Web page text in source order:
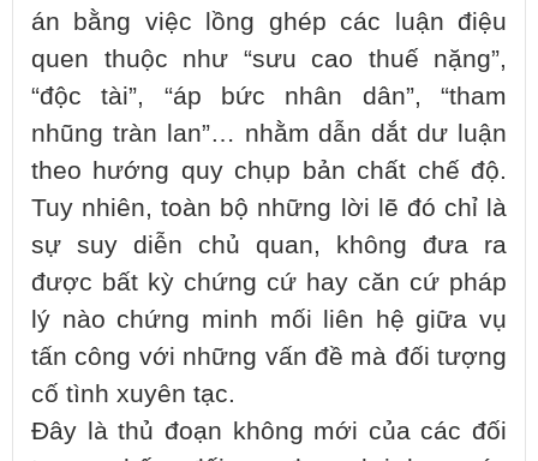
án bằng việc lồng ghép các luận điệu
quen thuộc như “sưu cao thuế nặng”,
“độc tài”, “áp bức nhân dân”, “tham
nhũng tràn lan”… nhằm dẫn dắt dư luận
theo hướng quy chụp bản chất chế độ.
Tuy nhiên, toàn bộ những lời lẽ đó chỉ là
sự suy diễn chủ quan, không đưa ra
được bất kỳ chứng cứ hay căn cứ pháp
lý nào chứng minh mối liên hệ giữa vụ
tấn công với những vấn đề mà đối tượng
cố tình xuyên tạc.
Đây là thủ đoạn không mới của các đối